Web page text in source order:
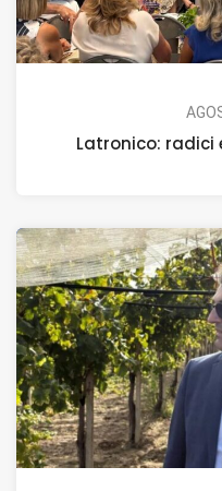
Latronico: radici